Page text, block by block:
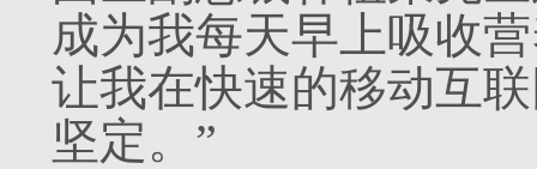
成为我每天早上吸收
让我在快速的移动互
坚定。”